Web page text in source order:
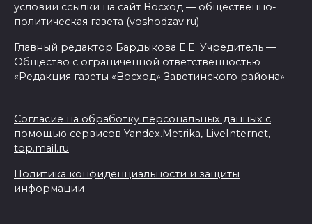
условии ссылки на сайт Восход — общественно-
политическая газета (voshodzav.ru)
Главный редактор Бардыкова Е.Е. Учредитель —
Общество с ограниченной ответственностью
«Редакция газеты «Восход» Заветинского района»
Согласие на обработку персональных данных с
помощью сервисов Yandex.Metrika, LiveInternet,
top.mail.ru
Политика конфиденциальности и защиты
информации